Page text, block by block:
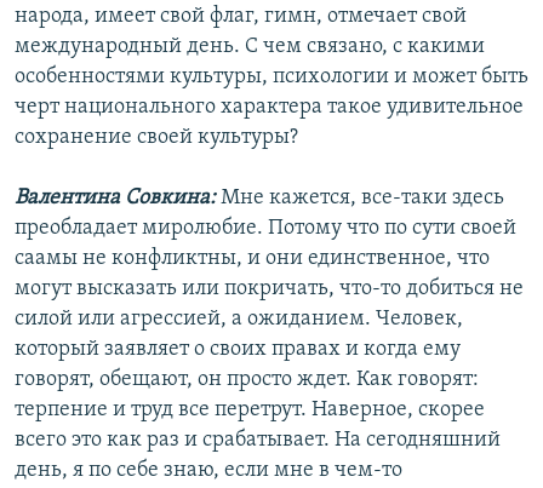
народа, имеет свой флаг, гимн, отмечает свой
международный день. С чем связано, с какими
особенностями культуры, психологии и может быть
черт национального характера такое удивительное
сохранение своей культуры?
Валентина Совкина:Мне кажется, все-таки здесь
преобладает миролюбие. Потому что по сути своей
саамы не конфликтны, и они единственное, что
могут высказать или покричать, что-то добиться не
силой или агрессией, а ожиданием. Человек,
который заявляет о своих правах и когда ему
говорят, обещают, он просто ждет. Как говорят:
терпение и труд все перетрут. Наверное, скорее
всего это как раз и срабатывает. На сегодняшний
день, я по себе знаю, если мне в чем-то